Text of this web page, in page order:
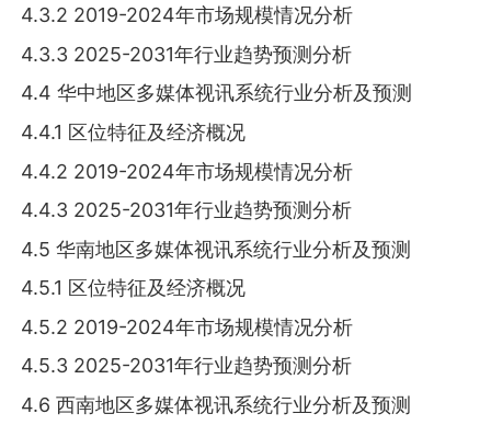
4.3.2 2019-2024年市场规模情况分析
4.3.3 2025-2031年行业趋势预测分析
4.4 华中地区多媒体视讯系统行业分析及预测
4.4.1 区位特征及经济概况
4.4.2 2019-2024年市场规模情况分析
4.4.3 2025-2031年行业趋势预测分析
4.5 华南地区多媒体视讯系统行业分析及预测
4.5.1 区位特征及经济概况
4.5.2 2019-2024年市场规模情况分析
4.5.3 2025-2031年行业趋势预测分析
4.6 西南地区多媒体视讯系统行业分析及预测